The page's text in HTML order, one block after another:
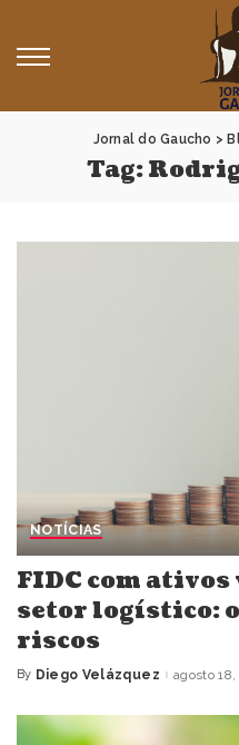
Jornal do Gaucho >
Tag:
NOTÍCIAS
FIDC com
setor logístico:
riscos
Posted
By Diego Velázquez agosto